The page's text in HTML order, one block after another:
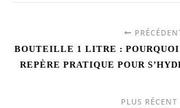
BOUTEILLE 1 LITRE : POURQUOI
REPÈRE PRATIQUE POUR
PLUS RÉCENT